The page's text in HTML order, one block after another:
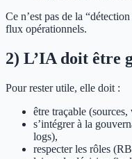
Ce n’est pas de la
flux opérationnels.
2) L’IA doit être
Pour rester utile, elle doit :
être traçable
s’intégrer à la
logs),
respecter les rôles